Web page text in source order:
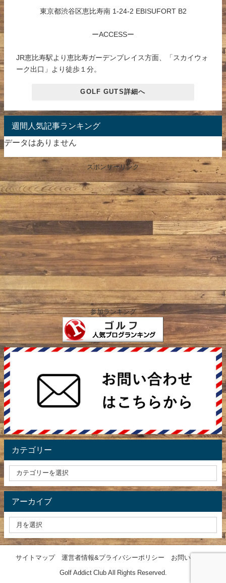
東京都渋谷区恵比寿南 1-24-2 EBISUFORT B2
ーACCESSー
JR恵比寿駅より恵比寿ガーデンプレイス方面、「スカイウォ
ーク出口」より徒歩１分。
GOLF GUTS詳細へ
週間人気記事ランキング
データはありません
スポンサーリンク
参加ランキング
カテゴリー
アーカイブ
サイトマップ 運営者情報&プライバシーポリシー お問い合わせ
Golf Addict Club All Rights Reserved.